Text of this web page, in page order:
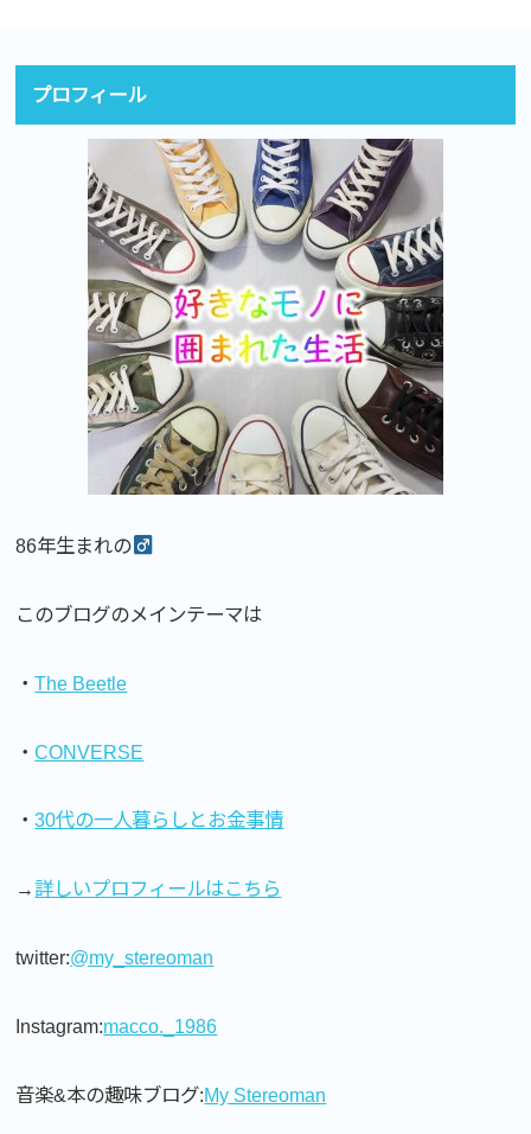
プロフィール
86年生まれの
このブログのメインテーマは
・The Beetle
・CONVERSE
・30代の一人暮らしとお金事情
→詳しいプロフィールはこちら
twitter:@my_stereoman
Instagram:macco._1986
音楽&本の趣味ブログ:My Stereoman